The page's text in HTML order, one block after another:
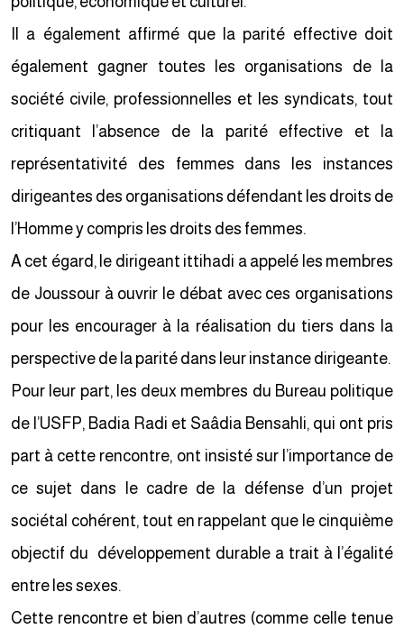
Il a également affirmé que la parité effective doit
également gagner toutes les organisations de la
société civile, professionnelles et les syndicats, tout
critiquant l’absence de la parité effective et la
représentativité des femmes dans les instances
dirigeantes des organisations défendant les droits de
l’Homme y compris les droits des femmes.
A cet égard, le dirigeant ittihadi a appelé les membres
de Joussour à ouvrir le débat avec ces organisations
pour les encourager à la réalisation du tiers dans la
perspective de la parité dans leur instance dirigeante.
Pour leur part, les deux membres du Bureau politique
de l’USFP, Badia Radi et Saâdia Bensahli, qui ont pris
part à cette rencontre, ont insisté sur l’importance de
ce sujet dans le cadre de la défense d’un projet
sociétal cohérent, tout en rappelant que le cinquième
objectif du développement durable a trait à l’égalité
entre les sexes.
Cette rencontre et bien d’autres (comme celle tenue